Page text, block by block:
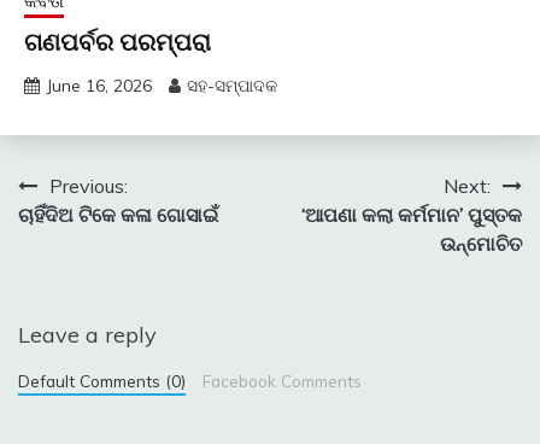
ଗଣପର୍ବର ପରମ୍ପରା
June 16, 2026 ସହ-ସମ୍ପାଦକ
Post
navigation
Previous:
ଚାହିଁଦିଅ ଟିକେ କଳା ଗୋସାଇଁ
Next:
‘ଆପଣା କଲା କର୍ମମାନ’ ପୁସ୍ତକ
ଉନ୍ମୋଚିତ
Leave a reply
Default Comments (0) Facebook Comments